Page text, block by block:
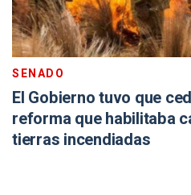
SENADO
El Gobierno tuvo que
reforma que habilitaba
tierras incendiadas